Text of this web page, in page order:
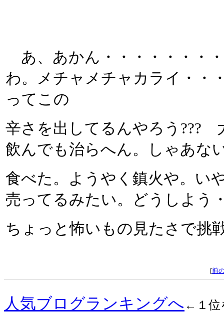
あ、あかん・・・・・・・
わ。メチャメチャカライ・
ってこの
辛さを出してるんやろう???
飲んでも治らへん。しゃあな
食べた。ようやく鎮火や。い
売ってるみたい。どうしよう
ちょっと怖いもの見たさで挑
[前
人気ブログランキングへ ←１位